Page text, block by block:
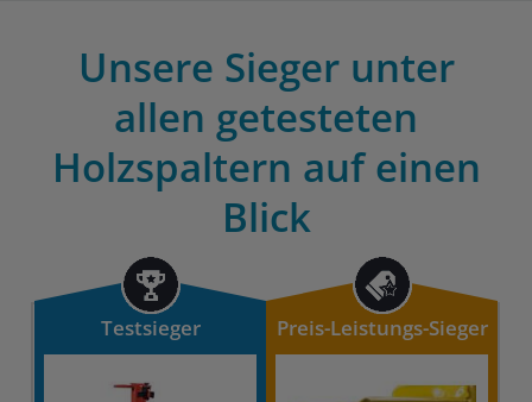
Unsere Sieger unter
allen getesteten
Holzspaltern auf einen
Blick
Testsieger Preis-Leistungs-Sieger